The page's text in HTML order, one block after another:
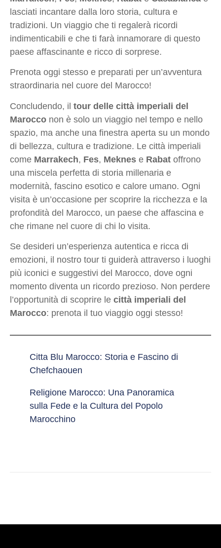
lasciati incantare dalla loro storia, cultura e
tradizioni. Un viaggio che ti regalerà ricordi
indimenticabili e che ti farà innamorare di questo
paese affascinante e ricco di sorprese.
Prenota oggi stesso e preparati per un’avventura
straordinaria nel cuore del Marocco!
Concludendo, il tour delle città imperiali del
Marocco non è solo un viaggio nel tempo e nello
spazio, ma anche una finestra aperta su un mondo
di bellezza, cultura e tradizione. Le città imperiali
come Marrakech, Fes, Meknes e Rabat offrono
una miscela perfetta di storia millenaria e
modernità, fascino esotico e calore umano. Ogni
visita è un’occasione per scoprire la ricchezza e la
profondità del Marocco, un paese che affascina e
che rimane nel cuore di chi lo visita.
Se desideri un’esperienza autentica e ricca di
emozioni, il nostro tour ti guiderà attraverso i luoghi
più iconici e suggestivi del Marocco, dove ogni
momento diventa un ricordo prezioso. Non perdere
l’opportunità di scoprire le città imperiali del
Marocco: prenota il tuo viaggio oggi stesso!
Citta Blu Marocco: Storia e Fascino di
Chefchaouen
Religione Marocco: Una Panoramica
sulla Fede e la Cultura del Popolo
Marocchino